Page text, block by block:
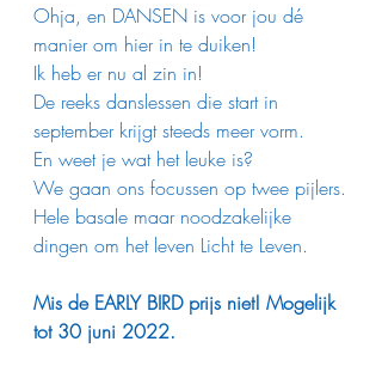
Ohja, en DANSEN is voor jou dé
manier om hier in te duiken!
Ik heb er nu al zin in!
De reeks danslessen die start in
september krijgt steeds meer vorm.
En weet je wat het leuke is?
We gaan ons focussen op twee pijlers.
Hele basale maar noodzakelijke
dingen om het leven Licht te Leven.
Mis de EARLY BIRD prijs niet! Mogelijk
tot 30 juni 2022.